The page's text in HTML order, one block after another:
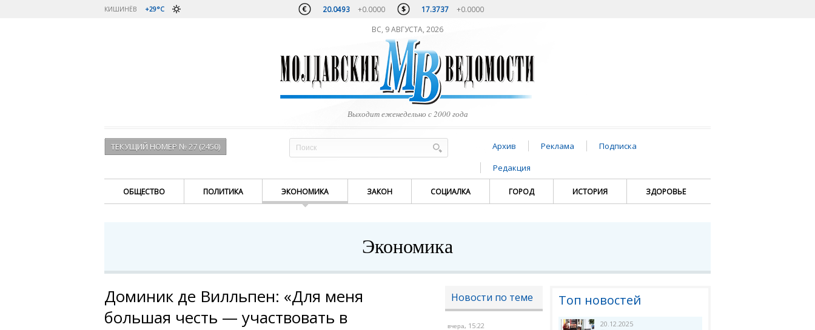
КИШИНЁВ +29°C 20.0493 +0.0000 17.3737 +0.0000
ВС, 9 АВГУСТА, 2026
Выходит еженедельно с 2000 года
ТЕКУЩИЙ НОМЕР № 27 (2450) Архив Реклама
Подписка
Редакция
ОБЩЕСТВО ПОЛИТИКА ЭКОНОМИКА ЗАКОН СОЦИАЛКА ГОРОД ИСТОРИЯ ЗДОРОВЬЕ
Экономика
Доминик де Вилльпен: «Для меня
большая честь — участвовать в
Новости по теме
вчера, 15:22
Топ новостей
20.12.2025